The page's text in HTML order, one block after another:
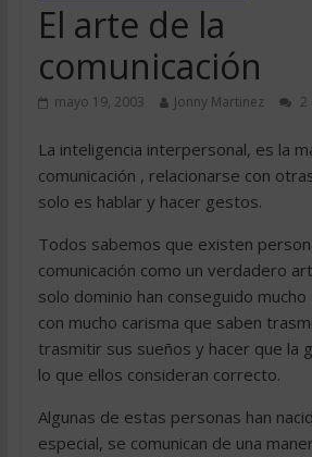
El arte de la
comunicación
mayo 19, 2003 Jonny Martinez 2
La inteligencia interpersonal, es la
comunicación , relacionarse con
solo es hablar y hacer gestos.
Todos sabemos que existen
comunicación como un verdadero
solo dominio han conseguido
con mucho carisma que saben
trasmitir sus sueños y hacer que la
lo que ellos consideran correcto.
Algunas de estas personas han
especial, se comunican de una